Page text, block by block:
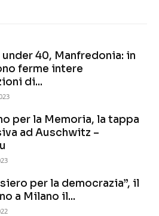
40, Manfredonia: in
ferme intere
di...
per la Memoria, la tappa
ad Auschwitz –
per la democrazia”, il
a Milano il...